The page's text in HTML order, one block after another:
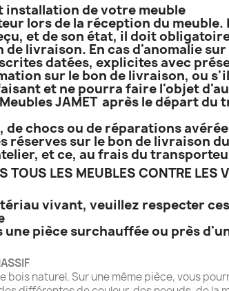
installation de votre meuble
lors de la réception du
et de son état, il doit
de livraison. En cas d'anomalie
datées, explicites avec
sur le bon de livraison, ou
et ne pourra faire l'objet
JAMET après le départ
de chocs ou de réparations
réserves sur le bon de livraison
et ce, au frais du
TOUS LES MEUBLES CONTRE
vivant, veuillez respecter
une pièce surchauffée ou près
bois naturel. Sur une même pièce, vous